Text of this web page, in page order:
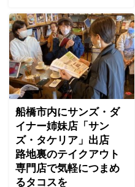
船橋市内にサンズ・ダ
イナー姉妹店「サン
ズ・タケリア」出店
路地裏のテイクアウト
専門店で気軽につまめ
るタコスを